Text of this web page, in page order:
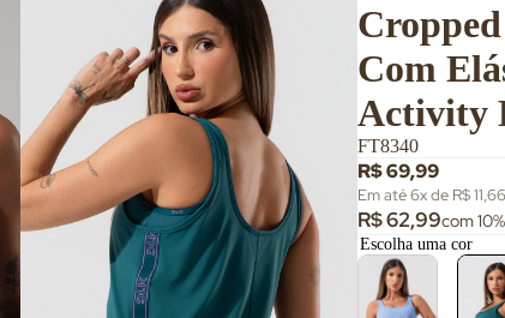
Com
Activity
FT8340
R$ 69,99
Em até 6x de R$
R$ 62,99com
Escolha uma cor